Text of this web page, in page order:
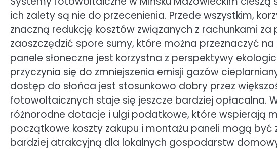
ich zalety są nie do przecenienia. Przede wszystkim,
znaczną redukcję kosztów związanych z rachunkami
zaoszczędzić spore sumy, które można przeznaczyć
panele słoneczne jest korzystna z perspektywy
przyczynia się do zmniejszenia emisji gazów
dostęp do słońca jest stosunkowo dobry przez
fotowoltaicznych staje się jeszcze bardziej opłacalna.
różnorodne dotacje i ulgi podatkowe, które wspierają
początkowe koszty zakupu i montażu paneli mogą być
bardziej atrakcyjną dla lokalnych gospodarstw